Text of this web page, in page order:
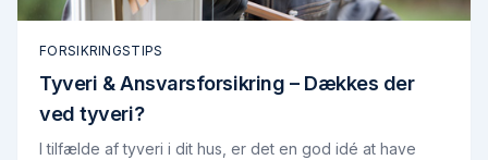
FORSIKRINGSTIPS
Tyveri & Ansvarsforsikring – Dækkes der
ved tyveri?
I tilfælde af tyveri i dit hus, er det en god idé at have